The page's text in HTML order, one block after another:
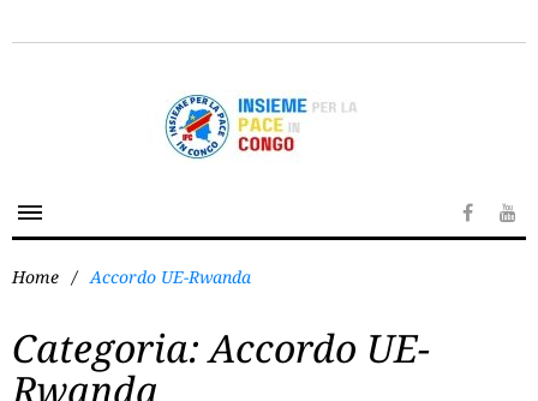
Home / Accordo UE-Rwanda
Categoria:Accordo UE-
Rwanda